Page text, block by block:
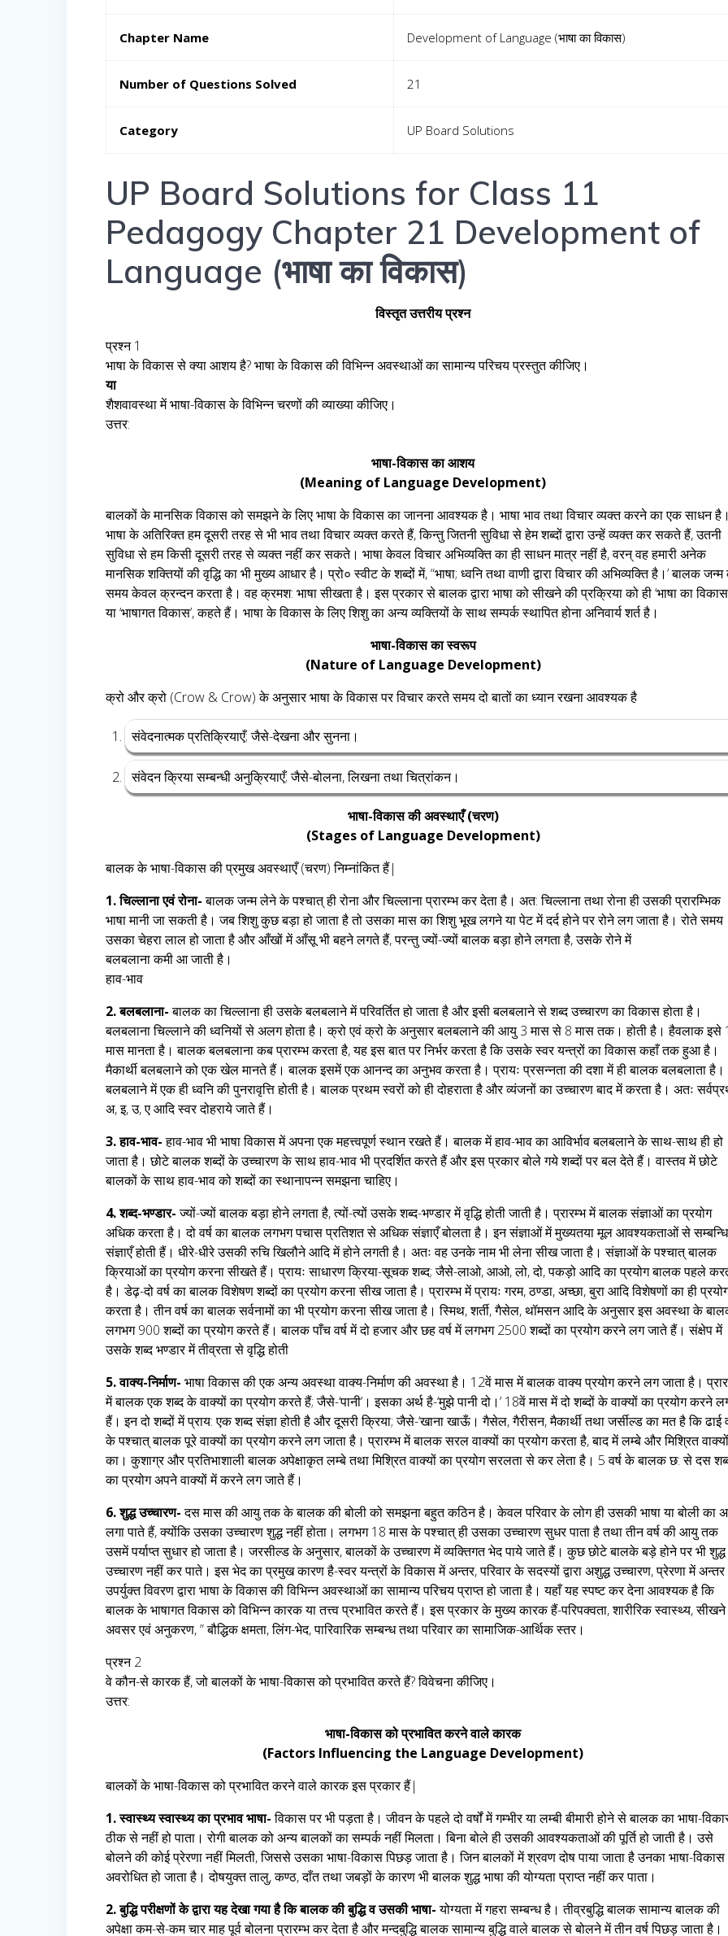
Chapter Name Development of Language (भाषा का विकास)
Number of Questions Solved 21
Category UP Board Solutions
UP Board Solutions for Class 11
Pedagogy Chapter 21 Development of
Language (भाषा का विकास)
विस्तृत उत्तरीय प्रश्न
प्रश्न 1
भाषा के विकास से क्या आशय है? भाषा के विकास की विभिन्न अवस्थाओं का सामान्य परिचय प्रस्तुत कीजिए।
या
शैशवावस्था में भाषा-विकास के विभिन्न चरणों की व्याख्या कीजिए।
उत्तर:
भाषा-विकास का आशय
(Meaning of Language Development)
बालकों के मानसिक विकास को समझने के लिए भाषा के विकास का जानना आवश्यक है। भाषा भाव तथा विचार व्यक्त करने का एक साधन है।
भाषा के अतिरिक्त हम दूसरी तरह से भी भाव तथा विचार व्यक्त करते हैं, किन्तु जितनी सुविधा से हेम शब्दों द्वारा उन्हें व्यक्त कर सकते हैं, उतनी
सुविधा से हम किसी दूसरी तरह से व्यक्त नहीं कर सकते। भाषा केवल विचार अभिव्यक्ति का ही साधन मात्र नहीं है, वरन् वह हमारी अनेक
मानसिक शक्तियों की वृद्धि का भी मुख्य आधार है। प्रो० स्वीट के शब्दों में, “भाषा; ध्वनि तथा वाणी द्वारा विचार की अभिव्यक्ति है।’ बालक
समय केवल क्रन्दन करता है। वह क्रमश: भाषा सीखता है। इस प्रकार से बालक द्वारा भाषा को सीखने की प्रक्रिया को ही ‘भाषा का
या ‘भाषागत विकास’, कहते हैं। भाषा के विकास के लिए शिशु का अन्य व्यक्तियों के साथ सम्पर्क स्थापित होना अनिवार्य शर्त है।
भाषा-विकास का स्वरूप
(Nature of Language Development)
क्रो और क्रो (Crow & Crow) के अनुसार भाषा के विकास पर विचार करते समय दो बातों का ध्यान रखना आवश्यक है
संवेदनात्मक प्रतिक्रियाएँ; जैसे-देखना और सुनना।
संवेदन क्रिया सम्बन्धी अनुक्रियाएँ; जैसे-बोलना, लिखना तथा चित्रांकन।
भाषा-विकास की अवस्थाएँ (चरण)
(Stages of Language Development)
बालक के भाषा-विकास की प्रमुख अवस्थाएँ (चरण) निम्नांकित हैं|
1. चिल्लाना एवं रोना-बालक जन्म लेने के पश्चात् ही रोना और चिल्लाना प्रारम्भ कर देता है। अत: चिल्लाना तथा रोना ही उसकी प्रारम्भिक
भाषा मानी जा सकती है। जब शिशु कुछ बड़ा हो जाता है तो उसका मास का शिशु भूख लगने या पेट में दर्द होने पर रोने लग जाता है। रोते समय
उसका चेहरा लाल हो जाता है और आँखों में आँसू भी बहने लगते हैं, परन्तु ज्यों-ज्यों बालक बड़ा होने लगता है, उसके रोने में
बलबलाना कमी आ जाती है।
हाव-भाव
2. बलबलाना-बालक का चिल्लाना ही उसके बलबलाने में परिवर्तित हो जाता है और इसी बलबलाने से शब्द उच्चारण का विकास होता है।
बलबलाना चिल्लाने की ध्वनियों से अलग होता है। क्रो एवं क्रो के अनुसार बलबलाने की आयु 3 मास से 8 मास तक। होती है। हैवलाक इसे
मास मानता है। बालक बलबलाना कब प्रारम्भ करता है, यह इस बात पर निर्भर करता है कि उसके स्वर यन्त्रों का विकास कहाँ तक हुआ है।
मैकार्थी बलबलाने को एक खेल मानते हैं। बालक इसमें एक आनन्द का अनुभव करता है। प्रायः प्रसन्नता की दशा में ही बालक बलबलाता है।
बलबलाने में एक ही ध्वनि की पुनरावृत्ति होती है। बालक प्रथम स्वरों को ही दोहराता है और व्यंजनों का उच्चारण बाद में करता है। अतः
अ, इ, उ, ए आदि स्वर दोहराये जाते हैं।
3. हाव-भाव-हाव-भाव भी भाषा विकास में अपना एक महत्त्वपूर्ण स्थान रखते हैं। बालक में हाव-भाव का आविर्भाव बलबलाने के साथ-साथ ही हो
जाता है। छोटे बालक शब्दों के उच्चारण के साथ हाव-भाव भी प्रदर्शित करते हैं और इस प्रकार बोले गये शब्दों पर बल देते हैं। वास्तव में छोटे
बालकों के साथ हाव-भाव को शब्दों का स्थानापन्न समझना चाहिए।
4. शब्द-भण्डार-ज्यों-ज्यों बालक बड़ा होने लगता है, त्यों-त्यों उसके शब्द-भण्डार में वृद्धि होती जाती है। प्रारम्भ में बालक संज्ञाओं का प्रयोग
अधिक करता है। दो वर्ष का बालक लगभग पचास प्रतिशत से अधिक संज्ञाएँ बोलता है। इन संज्ञाओं में मुख्यतया मूल आवश्यकताओं से
संज्ञाएँ होती हैं। धीरे-धीरे उसकी रुचि खिलौने आदि में होने लगती है। अतः वह उनके नाम भी लेना सीख जाता है। संज्ञाओं के पश्चात् बालक
क्रियाओं का प्रयोग करना सीखते हैं। प्रायः साधारण क्रिया-सूचक शब्द; जैसे-लाओ, आओ, लो, दो, पकड़ो आदि का प्रयोग बालक पहले
है। डेढ़-दो वर्ष का बालक विशेषण शब्दों का प्रयोग करना सीख जाता है। प्रारम्भ में प्रायः गरम, ठण्डा, अच्छा, बुरा आदि विशेषणों का ही
करता है। तीन वर्ष का बालक सर्वनामों का भी प्रयोग करना सीख जाता है। स्मिथ, शर्ती, गैसेल, थॉमसन आदि के अनुसार इस अवस्था के
लगभग 900 शब्दों का प्रयोग करते हैं। बालक पाँच वर्ष में दो हजार और छह वर्ष में लगभग 2500 शब्दों का प्रयोग करने लग जाते हैं। संक्षेप में
उसके शब्द भण्डार में तीव्रता से वृद्धि होती
5. वाक्य-निर्माण-भाषा विकास की एक अन्य अवस्था वाक्य-निर्माण की अवस्था है। 12वें मास में बालक वाक्य प्रयोग करने लग जाता है।
में बालक एक शब्द के वाक्यों का प्रयोग करते हैं; जैसे-‘पानी’। इसका अर्थ है-‘मुझे पानी दो।’ 18वें मास में दो शब्दों के वाक्यों का प्रयोग करने
हैं। इन दो शब्दों में प्राय: एक शब्द संज्ञा होती है और दूसरी क्रिया; जैसे-‘खाना खाऊँ। गैसेल, गैरीसन, मैकार्थी तथा जर्सील्ड का मत है कि ढाई
के पश्चात् बालक पूरे वाक्यों का प्रयोग करने लग जाता है। प्रारम्भ में बालक सरल वाक्यों का प्रयोग करता है, बाद में लम्बे और मिश्रित वाक्यों
का। कुशाग्र और प्रतिभाशाली बालक अपेक्षाकृत लम्बे तथा मिश्रित वाक्यों का प्रयोग सरलता से कर लेता है। 5 वर्ष के बालक छ: से दस
का प्रयोग अपने वाक्यों में करने लग जाते हैं।
6. शुद्ध उच्चारण-दस मास की आयु तक के बालक की बोली को समझना बहुत कठिन है। केवल परिवार के लोग ही उसकी भाषा या बोली का
लगा पाते हैं, क्योंकि उसका उच्चारण शुद्ध नहीं होता। लगभग 18 मास के पश्चात् ही उसका उच्चारण सुधर पाता है तथा तीन वर्ष की आयु तक
उसमें पर्याप्त सुधार हो जाता है। जरसील्ड के अनुसार, बालकों के उच्चारण में व्यक्तिगत भेद पाये जाते हैं। कुछ छोटे बालके बड़े होने पर भी शुद्ध
उच्चारण नहीं कर पाते। इस भेद का प्रमुख कारण है-स्वर यन्त्रों के विकास में अन्तर, परिवार के सदस्यों द्वारा अशुद्ध उच्चारण, प्रेरणा में
उपर्युक्त विवरण द्वारा भाषा के विकास की विभिन्न अवस्थाओं का सामान्य परिचय प्राप्त हो जाता है। यहाँ यह स्पष्ट कर देना आवश्यक है कि
बालक के भाषागत विकास को विभिन्न कारक या तत्त्व प्रभावित करते हैं। इस प्रकार के मुख्य कारक हैं-परिपक्वता, शारीरिक स्वास्थ्य,
अवसर एवं अनुकरण, ” बौद्धिक क्षमता, लिंग-भेद, पारिवारिक सम्बन्ध तथा परिवार का सामाजिक-आर्थिक स्तर।
प्रश्न 2
वे कौन-से कारक हैं, जो बालकों के भाषा-विकास को प्रभावित करते हैं? विवेचना कीजिए।
उत्तर:
भाषा-विकास को प्रभावित करने वाले कारक
(Factors Influencing the Language Development)
बालकों के भाषा-विकास को प्रभावित करने वाले कारक इस प्रकार हैं|
1. स्वास्थ्य स्वास्थ्य का प्रभाव भाषा-विकास पर भी पड़ता है। जीवन के पहले दो वर्षों में गम्भीर या लम्बी बीमारी होने से बालक का भाषा-
ठीक से नहीं हो पाता। रोगी बालक को अन्य बालकों का सम्पर्क नहीं मिलता। बिना बोले ही उसकी आवश्यकताओं की पूर्ति हो जाती है। उसे
बोलने की कोई प्रेरणा नहीं मिलती, जिससे उसका भाषा-विकास पिछड़ जाता है। जिन बालकों में श्रवण दोष पाया जाता है उनका भाषा-विकास
अवरोधित हो जाता है। दोषयुक्त तालु, कण्ठ, दाँत तथा जबड़ों के कारण भी बालक शुद्ध भाषा की योग्यता प्राप्त नहीं कर पाता।
2. बुद्धि परीक्षणों के द्वारा यह देखा गया है कि बालक की बुद्धि व उसकी भाषा-योग्यता में गहरा सम्बन्ध है। तीव्रबुद्धि बालक सामान्य बालक की
अपेक्षा कम-से-कम चार माह पूर्व बोलना प्रारम्भ कर देता है और मन्दबुद्धि बालक सामान्य बुद्धि वाले बालक से बोलने में तीन वर्ष पिछड़ जाता है।